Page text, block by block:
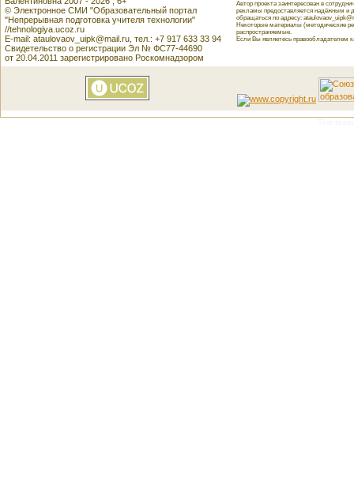
© Электронное СМИ "Образовательный портал
"Непрерывная подготовка учителя технологии"
//tehnologiya.ucoz.ru
E-mail: ataulovaov_uipk@mail.ru, тел.: +7 917 633 33 94
Свидетельство о регистрации Эл № ФС77-44690
от 20.04.2011 зарегистрировано Роскомнадзором
Автор проекта заинтересован в
рекламы предоставляется надёжным и
обращаться по адресу:
Некоторые материалы (методические
распространяемые.
Если Вы являетесь правообладателем